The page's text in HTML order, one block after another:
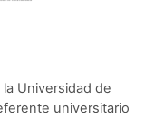
Universidad de
universitario